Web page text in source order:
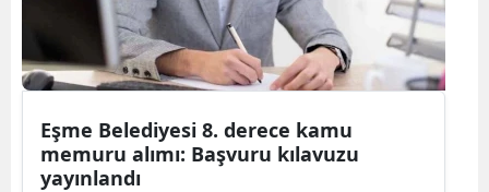
Eşme Belediyesi 8. derece kamu
memuru alımı: Başvuru kılavuzu
yayınlandı